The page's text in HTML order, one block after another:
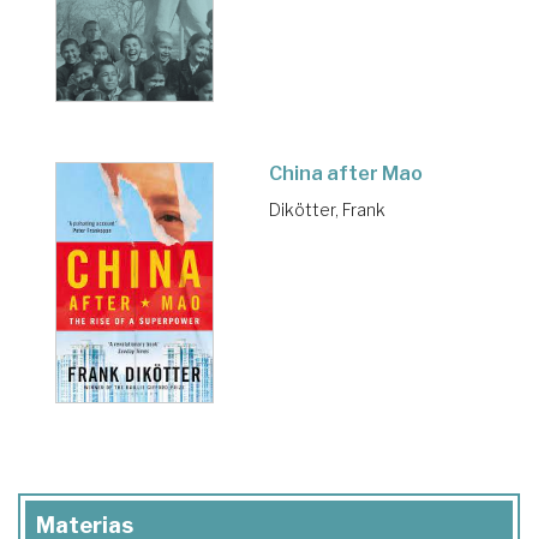
China after Mao
Dikötter, Frank
Materias